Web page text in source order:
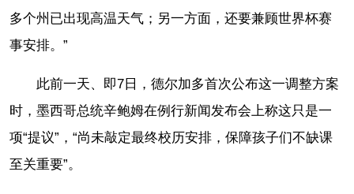
多个州已出现高温天气；另一方面，还要兼顾世界杯赛
事安排。”
此前一天、即7日，德尔加多首次公布这一调整方案
时，墨西哥总统辛鲍姆在例行新闻发布会上称这只是一
项“提议”，“尚未敲定最终校历安排，保障孩子们不缺课
至关重要”。